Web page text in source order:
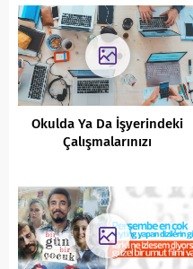
Okulda Ya Da İşyerindeki
Çalışmalarınızı